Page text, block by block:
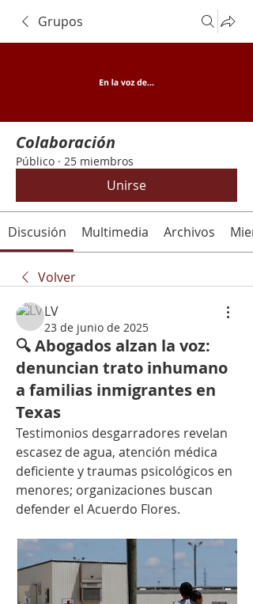
Grupos
Colaboración
Público · 25 miembros
Unirse
Discusión Multimedia Archivos
Volver
LV
23 de junio de 2025
🔍 Abogados alzan la voz:
denuncian trato inhumano
a familias inmigrantes en
Texas
Testimonios desgarradores revelan
escasez de agua, atención médica
deficiente y traumas psicológicos en
menores; organizaciones buscan
defender el Acuerdo Flores.